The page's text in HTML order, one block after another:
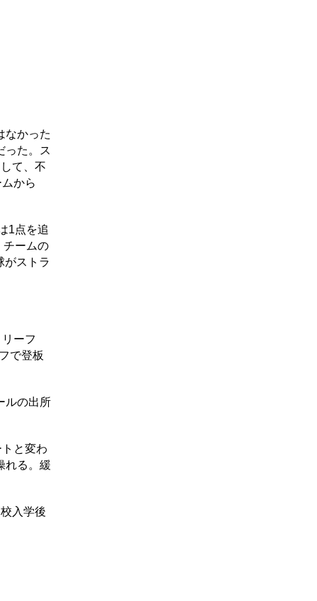
なかった
った。ス
て、不
から
1点を追
チームの
がストラ
ーフ
で登板
ルの出所
と変わ
れる。緩
入学後